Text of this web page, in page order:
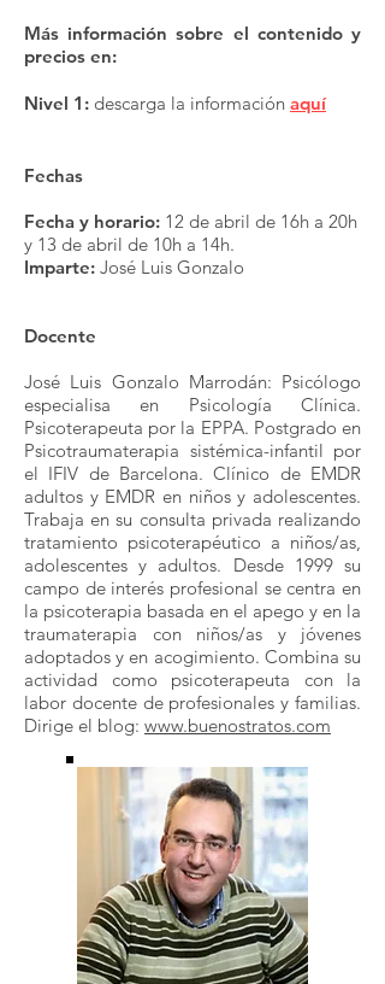
Más información sobre el contenido y
precios en:
Nivel 1: descarga la información aquí
Fechas
Fecha y horario: 12 de abril de 16h a 20h
y 13 de abril de 10h a 14h.
Imparte: José Luis Gonzalo
Docente
José Luis Gonzalo Marrodán: Psicólogo
especialisa en Psicología Clínica.
Psicoterapeuta por la EPPA. Postgrado en
Psicotraumaterapia sistémica-infantil por
el IFIV de Barcelona. Clínico de EMDR
adultos y EMDR en niños y adolescentes.
Trabaja en su consulta privada realizando
tratamiento psicoterapéutico a niños/as,
adolescentes y adultos. Desde 1999 su
campo de interés profesional se centra en
la psicoterapia basada en el apego y en la
traumaterapia con niños/as y jóvenes
adoptados y en acogimiento. Combina su
actividad como psicoterapeuta con la
labor docente de profesionales y familias.
Dirige el blog: www.buenostratos.com